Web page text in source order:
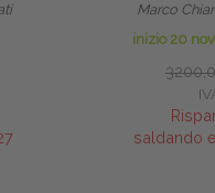
Marco
inizio 20
saldando